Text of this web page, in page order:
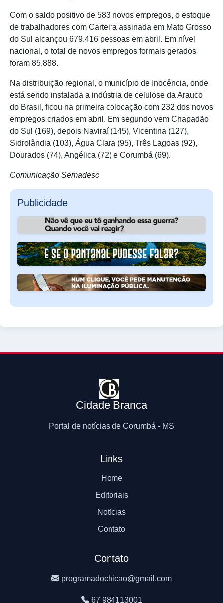
Com o saldo positivo de 583 novos empregos, o estoque
de trabalhadores com Carteira assinada em Mato Grosso
do Sul alcançou 679.416 pessoas em abril. Em nível
nacional, o total de novos empregos formais gerados
foram 85.888.
Na distribuição regional, o município de Inocência, onde
está sendo instalada a indústria de celulose da Arauco
do Brasil, ficou na primeira colocação com 232 dos novos
empregos criados em abril. Em segundo vem Chapadão
do Sul (169), depois Naviraí (145), Vicentina (127),
Sidrolândia (103), Água Clara (95), Três Lagoas (92),
Dourados (74), Angélica (72) e Corumbá (69).
Comunicação Semadesc
Publicidade
Cidade Branca
Portal de notícias de Corumbá - MS
Links
Home
Editoriais
Notícias
Contato
Contato
programadochicao@gmail.com
67 984113001